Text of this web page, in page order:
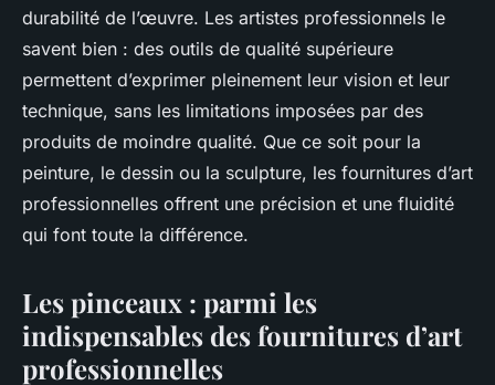
Raphaël•17 août 2024• 3 min de lecture
durabilité de l’œuvre. Les artistes professionnels le
savent bien : des outils de qualité supérieure
permettent d’exprimer pleinement leur vision et leur
technique, sans les limitations imposées par des
produits de moindre qualité. Que ce soit pour la
peinture, le dessin ou la sculpture, les fournitures d’art
professionnelles offrent une précision et une fluidité
qui font toute la différence.
Les pinceaux : parmi les
indispensables des fournitures d’art
professionnelles